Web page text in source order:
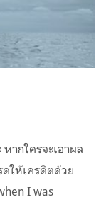
ากใครจะเอาผล
ดให้เครดิตด้วย
I was